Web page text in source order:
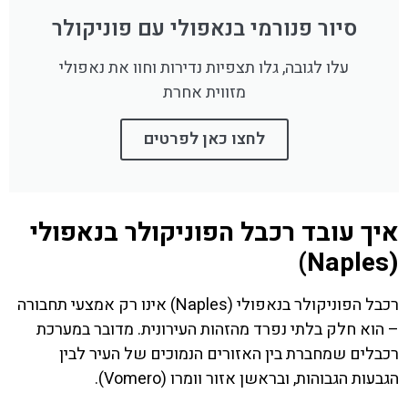
סיור פנורמי בנאפולי עם פוניקולר
עלו לגובה, גלו תצפיות נדירות וחוו את נאפולי
מזווית אחרת
לחצו כאן לפרטים
איך עובד רכבל הפוניקולר בנאפולי
(Naples)
רכבל הפוניקולר בנאפולי (Naples) אינו רק אמצעי תחבורה
– הוא חלק בלתי נפרד מהזהות העירונית. מדובר במערכת
רכבלים שמחברת בין האזורים הנמוכים של העיר לבין
הגבעות הגבוהות, ובראשן אזור וומרו (Vomero).